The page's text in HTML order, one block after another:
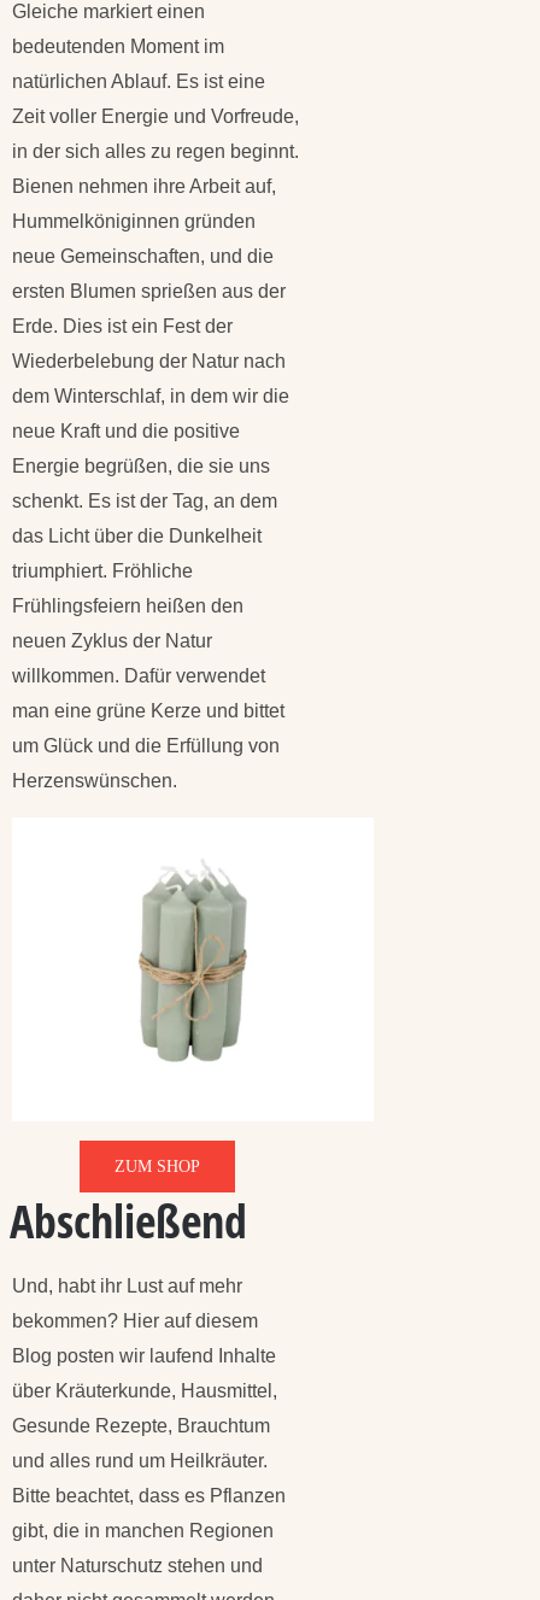
Gleiche markiert einen
bedeutenden Moment im
natürlichen Ablauf. Es ist eine
Zeit voller Energie und Vorfreude,
in der sich alles zu regen beginnt.
Bienen nehmen ihre Arbeit auf,
Hummelköniginnen gründen
neue Gemeinschaften, und die
ersten Blumen sprießen aus der
Erde. Dies ist ein Fest der
Wiederbelebung der Natur nach
dem Winterschlaf, in dem wir die
neue Kraft und die positive
Energie begrüßen, die sie uns
schenkt. Es ist der Tag, an dem
das Licht über die Dunkelheit
triumphiert. Fröhliche
Frühlingsfeiern heißen den
neuen Zyklus der Natur
willkommen. Dafür verwendet
man eine grüne Kerze und bittet
um Glück und die Erfüllung von
Herzenswünschen.
ZUM SHOP
Abschließend
Und, habt ihr Lust auf mehr
bekommen? Hier auf diesem
Blog posten wir laufend Inhalte
über Kräuterkunde, Hausmittel,
Gesunde Rezepte, Brauchtum
und alles rund um Heilkräuter.
Bitte beachtet, dass es Pflanzen
gibt, die in manchen Regionen
unter Naturschutz stehen und